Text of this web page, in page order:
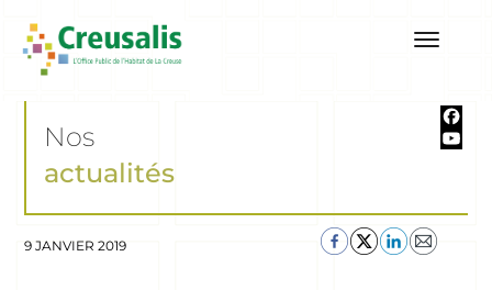
Nos
actualités
9 JANVIER 2019